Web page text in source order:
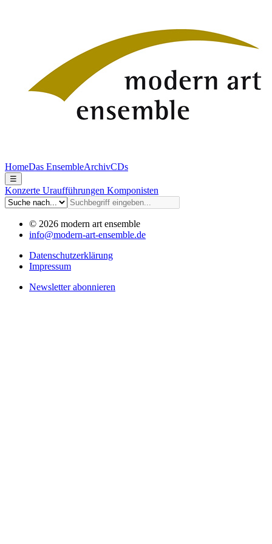
HomeDas EnsembleArchivCDs
☰
Konzerte Uraufführungen Komponisten
© 2026 modern art ensemble
info@modern-art-ensemble.de
Datenschutzerklärung
Impressum
Newsletter abonnieren